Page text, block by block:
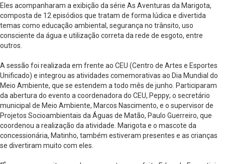
Eles acompanharam a exibição da série As Aventuras da Marigota,
composta de 12 episódios que tratam de forma lúdica e divertida
temas como educação ambiental, segurança no trânsito, uso
consciente da água e utilização correta da rede de esgoto, entre
outros.
A sessão foi realizada em frente ao CEU (Centro de Artes e Esportes
Unificado) e integrou as atividades comemorativas ao Dia Mundial do
Meio Ambiente, que se estendem a todo mês de junho. Participaram
da abertura do evento a coordenadora do CEU, Peppy; o secretário
municipal de Meio Ambiente, Marcos Nascimento, e o supervisor de
Projetos Socioambientais da Águas de Matão, Paulo Guerreiro, que
coordenou a realização da atividade. Marigota e o mascote da
concessionária, Matinho, também estiveram presentes e as crianças
se divertiram muito com eles.